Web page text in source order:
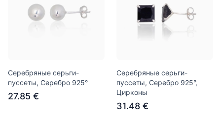
Серебряные серьги-
пуссеты, Серебро 925°
27.85 €
Серебряные серьги-
пуссеты, Серебро 925°,
Цирконы
31.48 €